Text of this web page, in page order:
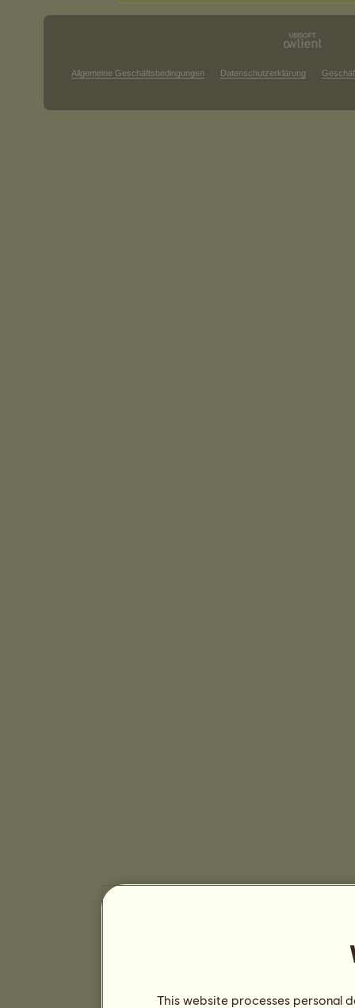
Allgemeine Geschäftsbedingungen Datenschutzerklärung
This website processes personal